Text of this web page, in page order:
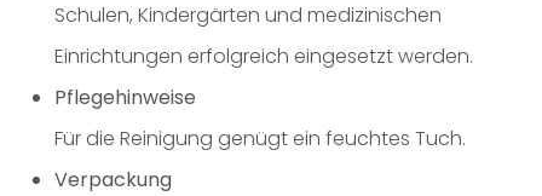
Schulen, Kindergärten und medizinischen
Einrichtungen erfolgreich eingesetzt werden.
Pflegehinweise
Für die Reinigung genügt ein feuchtes Tuch.
Verpackung